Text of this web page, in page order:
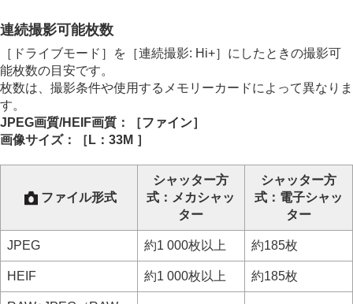
カメラの設定を変更する
パソコンでできること
クラウドサービスを利用する
資料
故障かな？と思ったら
連続撮影可能枚数
［ドライブモード］ を ［連続撮影: Hi+］ にしたときの撮影可
能枚数の目安です。
枚数は、撮影条件や使用するメモリーカードによって異なりま
す。
JPEG画質/HEIF画質 ：
［ファイン］
画像サイズ：［L：33M ］
ファイル形式
シャッター方
式 ： メカシャッ
ター
シャッター方
式 ： 電子シャッ
ター
JPEG 約1 000枚以上 約185枚
HEIF 約1 000枚以上 約185枚